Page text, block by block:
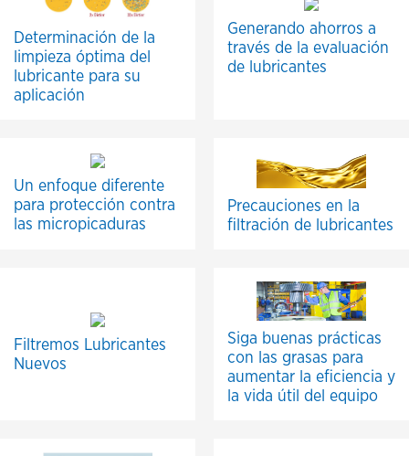
Determinación de la
limpieza óptima del
lubricante para su
aplicación
Generando ahorros a
través de la evaluación
de lubricantes
Un enfoque diferente
para protección contra
las micropicaduras
Precauciones en la
filtración de lubricantes
Filtremos Lubricantes
Nuevos
Siga buenas prácticas
con las grasas para
aumentar la eficiencia y
la vida útil del equipo